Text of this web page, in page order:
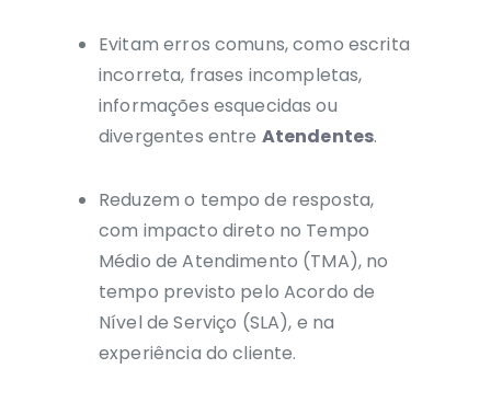
Evitam erros comuns, como escrita
incorreta, frases incompletas,
informações esquecidas ou
divergentes entre Atendentes.
Reduzem o tempo de resposta,
com impacto direto no Tempo
Médio de Atendimento (TMA), no
tempo previsto pelo Acordo de
Nível de Serviço (SLA), e na
experiência do cliente.